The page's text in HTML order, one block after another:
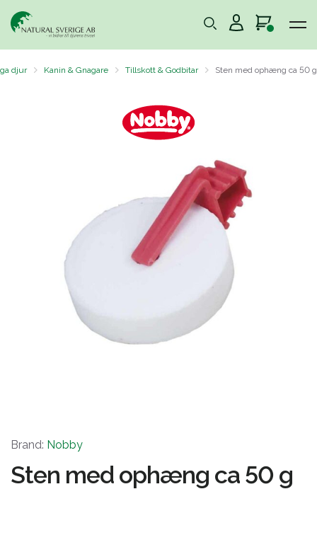
djur Kanin & Gnagare Tillskott & Godbitar Sten med ophæng ca 50 g
Brand: Nobby
Sten med ophæng ca 50 g